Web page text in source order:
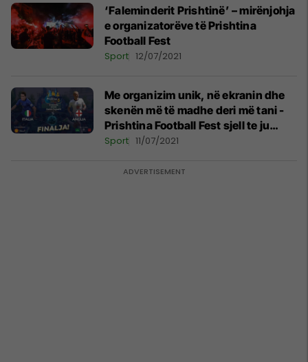
‘Faleminderit Prishtinë’ – mirënjohja
e organizatorëve të Prishtina
Football Fest
Sport 12/07/2021
Me organizim unik, në ekranin dhe
skenën më të madhe deri më tani -
Prishtina Football Fest sjell te ju
finalen e ‘Euro 2020’
Sport 11/07/2021